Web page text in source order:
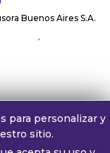
Buenos Aires S.A.
´
para personalizar y
sitio.